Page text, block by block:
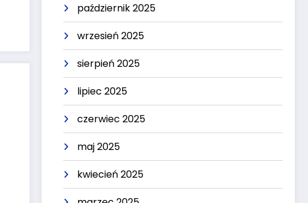
październik 2025
wrzesień 2025
sierpień 2025
lipiec 2025
czerwiec 2025
maj 2025
kwiecień 2025